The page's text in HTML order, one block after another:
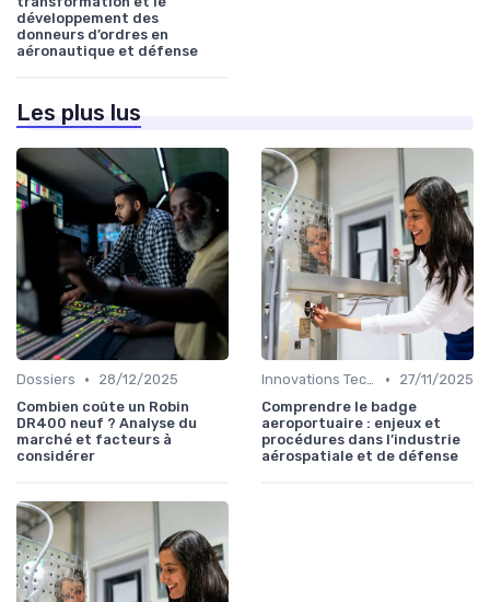
développement des
donneurs d’ordres en
aéronautique et défense
Les plus lus
Dossiers •
28/12/2025
Combien coûte un Robin
DR400 neuf ? Analyse du
marché et facteurs à
considérer
Innovations Technologiques •
27/11/2025
Comprendre le badge
aeroportuaire : enjeux et
procédures dans l’industrie
aérospatiale et de défense